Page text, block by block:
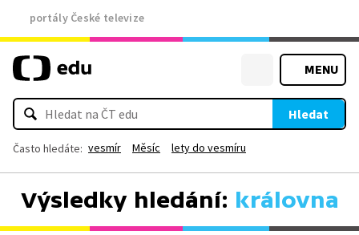
portály České televize
MENU
Hledat
Často hledáte: vesmír Měsíc lety do vesmíru
Výsledky hledání: královna